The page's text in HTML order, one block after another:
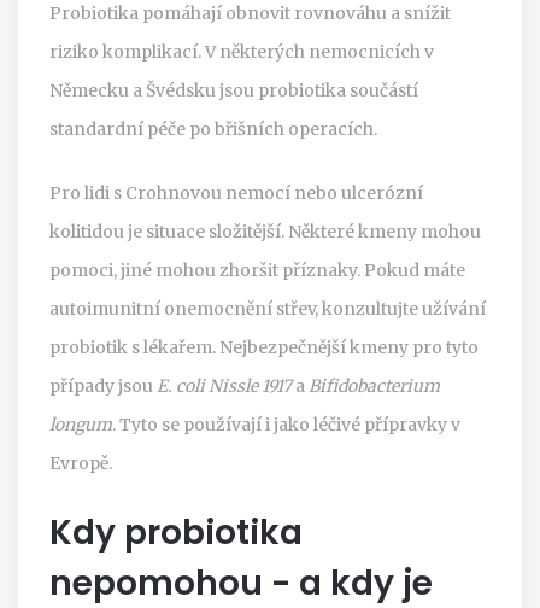
Probiotika pomáhají obnovit rovnováhu a snížit
riziko komplikací. V některých nemocnicích v
Německu a Švédsku jsou probiotika součástí
standardní péče po břišních operacích.
Pro lidi s Crohnovou nemocí nebo ulcerózní
kolitidou je situace složitější. Některé kmeny mohou
pomoci, jiné mohou zhoršit příznaky. Pokud máte
autoimunitní onemocnění střev, konzultujte užívání
probiotik s lékařem. Nejbezpečnější kmeny pro tyto
případy jsouE. coli Nissle 1917aBifidobacterium
longum. Tyto se používají i jako léčivé přípravky v
Evropě.
Kdy probiotika
nepomohou - a kdy je